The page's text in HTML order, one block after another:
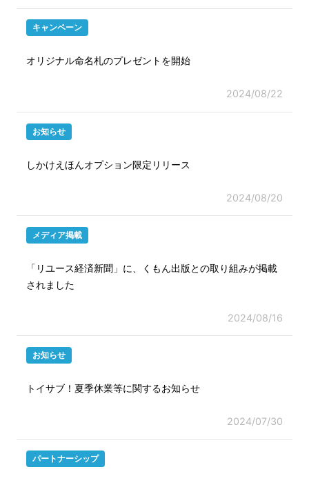
キャンペーン
オリジナル命名札のプレゼントを開始
2024/08/22
お知らせ
しかけえほんオプション限定リリース
2024/08/20
メディア掲載
「リユース経済新聞」に、くもん出版との取り組みが掲載
されました
2024/08/16
お知らせ
トイサブ！夏季休業等に関するお知らせ
2024/07/30
パートナーシップ